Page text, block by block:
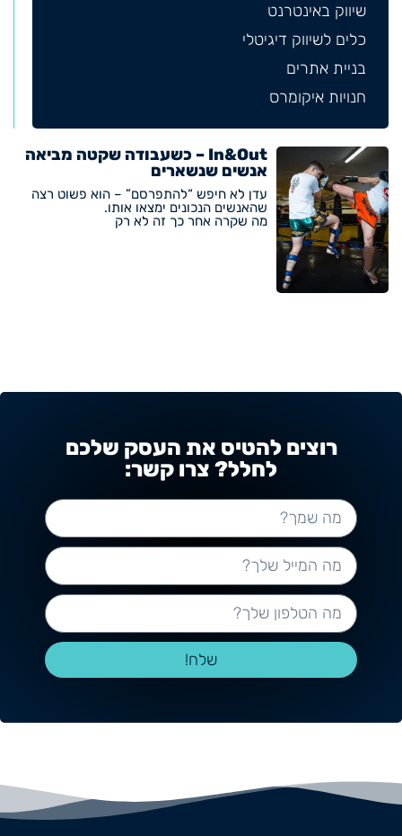
שיווק באינטרנט
כלים לשיווק דיגיטלי
בניית אתרים
חנויות איקומרס
In&Out – כשעבודה שקטה מביאה
אנשים שנשארים
עדן לא חיפש “להתפרסם” – הוא פשוט רצה
שהאנשים הנכונים ימצאו אותו.
מה שקרה אחר כך זה לא רק
רוצים להטיס את העסק שלכם
לחלל? צרו קשר:
שלח!